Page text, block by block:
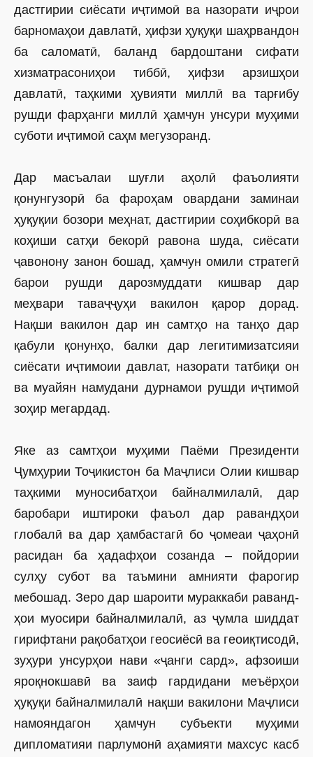
дастгирии сиёсати иҷтимоӣ ва назорати иҷрои
барномаҳои давлатӣ, ҳифзи ҳуқуқи шаҳрвандон
ба саломатӣ, баланд бардоштани сифати
хизматрасониҳои тиббӣ, ҳифзи арзишҳои
давлатӣ, таҳкими ҳувияти миллӣ ва тарғибу
рушди фарҳанги миллӣ ҳамчун унсури муҳими
суботи иҷтимоӣ саҳм мегузоранд.
Дар масъалаи шуғли аҳолӣ фаъолияти
қонунгузорӣ ба фароҳам овардани заминаи
ҳуқуқии бозори меҳнат, дастгирии соҳибкорӣ ва
коҳиши сатҳи бекорӣ равона шуда, сиёсати
ҷавонону занон бошад, ҳамчун омили стратегӣ
барои рушди дарозмуддати кишвар дар
меҳвари таваҷҷуҳи вакилон қарор дорад.
Нақши вакилон дар ин самтҳо на танҳо дар
қабули қонунҳо, балки дар легитимизатсияи
сиёсати иҷтимоии давлат, назорати тат­биқи он
ва муайян намудани дурнамои рушди иҷтимоӣ
зоҳир мегардад.
Яке аз самтҳои муҳими Паёми Президенти
Ҷумҳурии Тоҷикис­тон ба Маҷлиси Олии кишвар
таҳкими муносибатҳои байналмилалӣ, дар
баробари иштироки фаъол дар равандҳои
глобалӣ ва дар ҳамбастагӣ бо ҷомеаи ҷаҳонӣ
расидан ба ҳадафҳои созанда – пойдории
сулҳу субот ва таъмини амнияти фарогир
мебошад. Зеро дар шароити мураккаби раванд­
ҳои муосири байналмилалӣ, аз ҷумла шиддат
гирифтани рақобатҳои геосиёсӣ ва геоиқтисодӣ,
зуҳури унсурҳои нави «ҷанги сард», афзоиши
яроқнокшавӣ ва заиф гардидани меъёрҳои
ҳуқуқи байналмилалӣ нақши вакилони Маҷлиси
намояндагон ҳамчун субъекти муҳими
дипломатияи парлумонӣ аҳамияти махсус касб